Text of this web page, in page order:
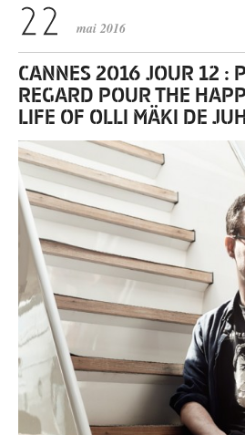
mai 2016
CANNES 2016 JOUR 12 :
REGARD POUR THE
LIFE OF OLLI MÄKI DE